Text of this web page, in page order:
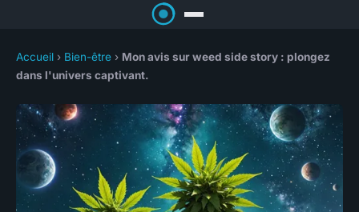
Accueil › Bien-être › Mon avis sur weed side story : plongez
dans l'univers captivant.